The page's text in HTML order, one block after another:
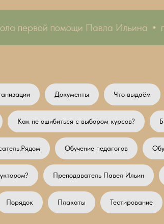
помощи Павла Ильина
Документы Что выдаём
Как не ошибиться с выбором курсов?
Обучение педагогов
Преподаватель Павел Ильин
Порядок Плакаты Тестирование